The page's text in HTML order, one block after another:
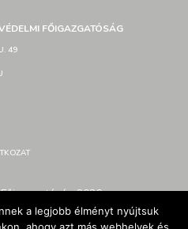
FŐIGAZGATÓSÁG
49
2026 –
a legjobb élményt nyújtsuk